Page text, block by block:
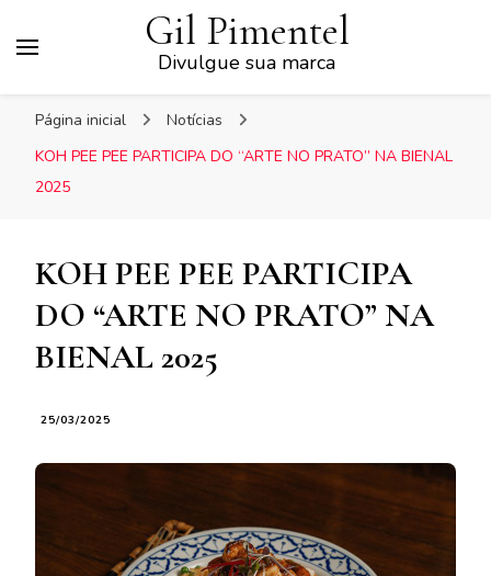
Gil Pimentel
Divulgue sua marca
Página inicial
Notícias
KOH PEE PEE PARTICIPA DO “ARTE NO PRATO” NA BIENAL
2025
KOH PEE PEE PARTICIPA
DO “ARTE NO PRATO” NA
BIENAL 2025
25/03/2025